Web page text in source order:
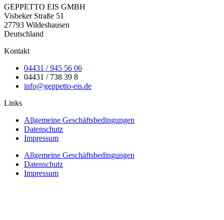
GEPPETTO EIS GMBH
Visbeker Straße 51
27793 Wildeshausen
Deutschland
Kontakt
04431 / 945 56 06
04431 / 738 39 8
info@geppetto-eis.de
Links
Allgemeine Geschäftsbedingungen
Datenschutz
Impressum
Allgemeine Geschäftsbedingungen
Datenschutz
Impressum